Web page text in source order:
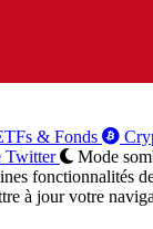
& Fonds
Twitter
Mode
fonctionnalités
à jour votre